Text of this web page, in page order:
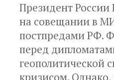
Президент
на совещании в
постпредами РФ.
перед
геополитической
кризисом.